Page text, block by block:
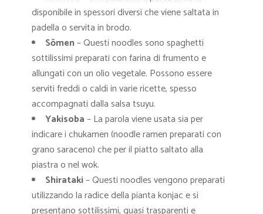
disponibile in spessori diversi che viene saltata in
padella o servita in brodo.
Sōmen– Questi noodles sono spaghetti
sottilissimi preparati con farina di frumento e
allungati con un olio vegetale. Possono essere
serviti freddi o caldi in varie ricette, spesso
accompagnati dalla salsa tsuyu.
Yakisoba– La parola viene usata sia per
indicare i chukamen (noodle ramen preparati con
grano saraceno) che per il piatto saltato alla
piastra o nel wok.
Shirataki– Questi noodles vengono preparati
utilizzando la radice della pianta konjac e si
presentano sottilissimi, quasi trasparenti e